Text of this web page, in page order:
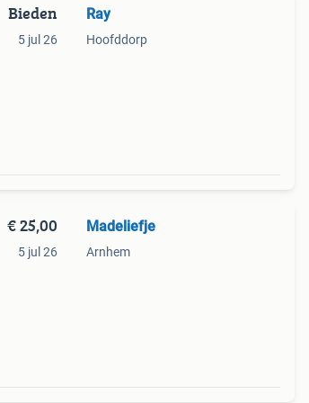
Bieden
5 jul 26
Ray
Hoofddorp
€ 25,00
5 jul 26
Madeliefje
Arnhem